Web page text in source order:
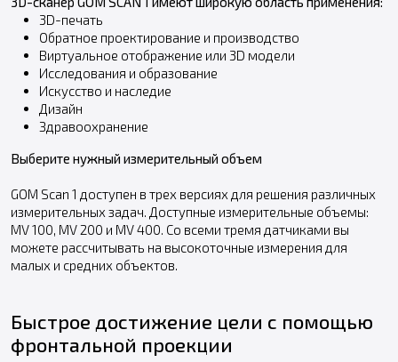
3D-печать
Обратное проектирование и производство
Виртуальное отображение или 3D модели
Исследования и образование
Искусство и наследие
Дизайн
Здравоохранение
Выберите нужный измерительный объем
GOM Scan 1 доступен в трех версиях для решения различных
измерительных задач. Доступные измерительные объемы:
MV 100, MV 200 и MV 400. Со всеми тремя датчиками вы
можете рассчитывать на высокоточные измерения для
малых и средних объектов.
Быстрое достижение цели с помощью
фронтальной проекции